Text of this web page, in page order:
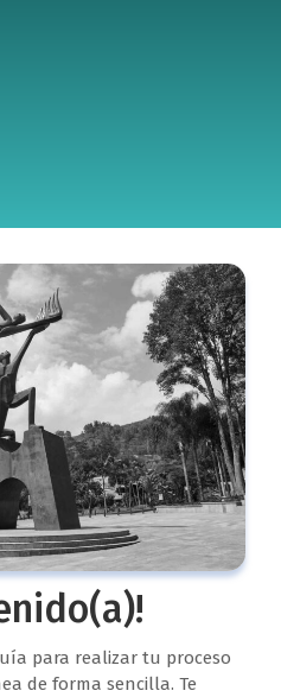
para realizar tu proceso
de forma sencilla. Te